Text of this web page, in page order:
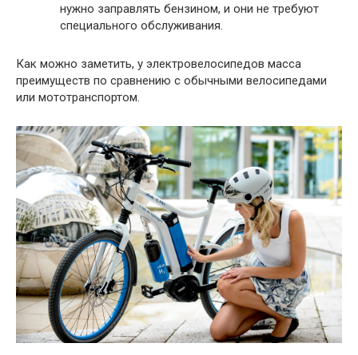
нужно заправлять бензином, и они не требуют
специального обслуживания.
Как можно заметить, у электровелосипедов масса
преимуществ по сравнению с обычными велосипедами
или мототранспортом.